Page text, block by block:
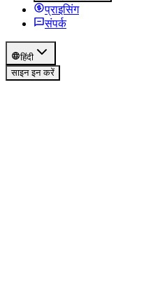
प्राइसिंग
संपर्क
हिंदी
साइन इन करें